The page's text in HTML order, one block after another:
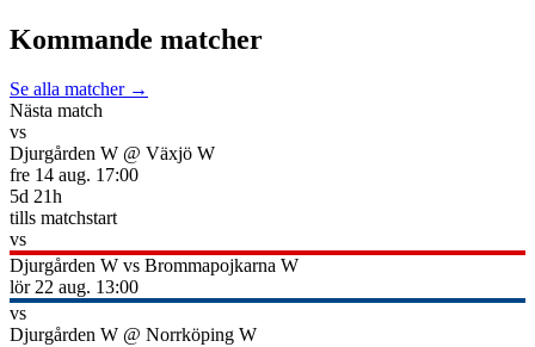
Kommande matcher
Se alla matcher →
Nästa match
vs
Djurgården W @ Växjö W
fre 14 aug. 17:00
5d 21h
tills matchstart
vs
Djurgården W vs Brommapojkarna W
lör 22 aug. 13:00
vs
Djurgården W @ Norrköping W